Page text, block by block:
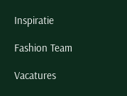
Inspiratie
Fashion Team
Vacatures